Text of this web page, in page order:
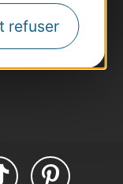
refuser
des
de sorties.